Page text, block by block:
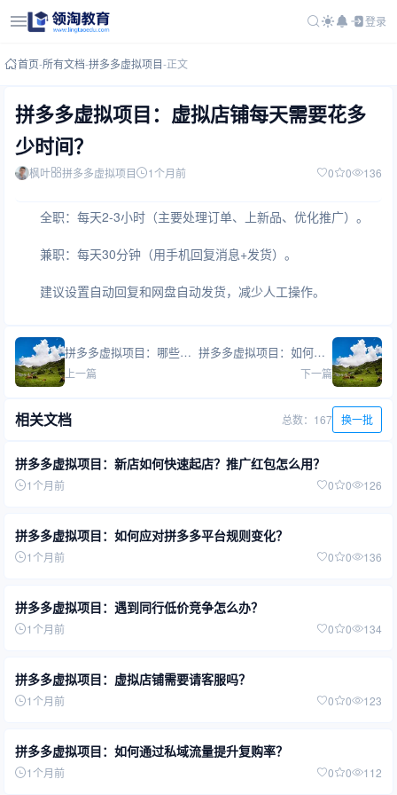
登录
首页-所有文档-拼多多虚拟项目-正文
拼多多虚拟项目：虚拟店铺每天需要花多
少时间？
枫叶 拼多多虚拟项目 1个月前 0 0 136
全职：每天2-3小时（主要处理订单、上新品、优化推广）。
兼职：每天30分钟（用手机回复消息+发货）。
建议设置自动回复和网盘自动发货，减少人工操作。
拼多多虚拟项目：哪些虚拟产品容易违规？
上一篇
拼多多虚拟项目：如何把客户引到微信做私域？
下一篇
相关文档 总数：167 换一批
拼多多虚拟项目：新店如何快速起店？推广红包怎么用？
1个月前 0 0 126
拼多多虚拟项目：如何应对拼多多平台规则变化？
1个月前 0 0 136
拼多多虚拟项目：遇到同行低价竞争怎么办？
1个月前 0 0 134
拼多多虚拟项目：虚拟店铺需要请客服吗？
1个月前 0 0 123
拼多多虚拟项目：如何通过私域流量提升复购率？
1个月前 0 0 112